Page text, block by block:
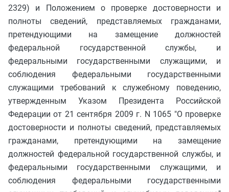
2329) и Положением о проверке достоверности и
полноты сведений, представляемых гражданами,
претендующими на замещение должностей
федеральной государственной службы, и
федеральными государственными служащими, и
соблюдения федеральными государственными
служащими требований к служебному поведению,
утвержденным Указом Президента Российской
Федерации от 21 сентября 2009 г. N 1065 "О проверке
достоверности и полноты сведений, представляемых
гражданами, претендующими на замещение
должностей федеральной государственной службы, и
федеральными государственными служащими, и
соблюдения федеральными государственными